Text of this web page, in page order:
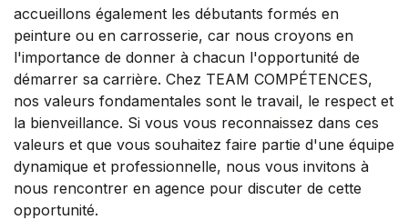
accueillons également les débutants formés en
peinture ou en carrosserie, car nous croyons en
l'importance de donner à chacun l'opportunité de
démarrer sa carrière. Chez TEAM COMPÉTENCES,
nos valeurs fondamentales sont le travail, le respect et
la bienveillance. Si vous vous reconnaissez dans ces
valeurs et que vous souhaitez faire partie d'une équipe
dynamique et professionnelle, nous vous invitons à
nous rencontrer en agence pour discuter de cette
opportunité.